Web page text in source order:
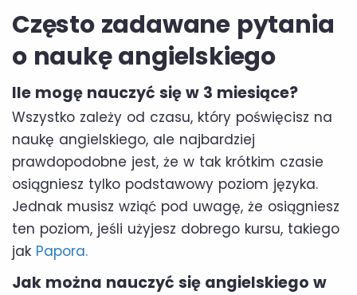
Często zadawane pytania
o naukę angielskiego
Ile mogę nauczyć się w 3 miesiące?
Wszystko zależy od czasu, który poświęcisz na
naukę angielskiego, ale najbardziej
prawdopodobne jest, że w tak krótkim czasie
osiągniesz tylko podstawowy poziom języka.
Jednak musisz wziąć pod uwagę, że osiągniesz
ten poziom, jeśli użyjesz dobrego kursu, takiego
jak Papora.
Jak można nauczyć się angielskiego w